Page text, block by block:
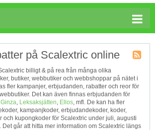
Tagg
RSS
på Scalextric online
billigt & på rea från många olika
butiker, webbutiker och webbshoppar på nätet i
fler kampanjer, erbjudanden, rabatter och reor för
Det kan även finnas erbjudanden för
Ginza, Leksaksjätten, Ellos, mfl. De kan ha fler
kampanjkoder, erbjudandekoder, koder,
och kupongkoder för Scalextric under juli, augusti
Det går att hitta mer information om Scalextric längs